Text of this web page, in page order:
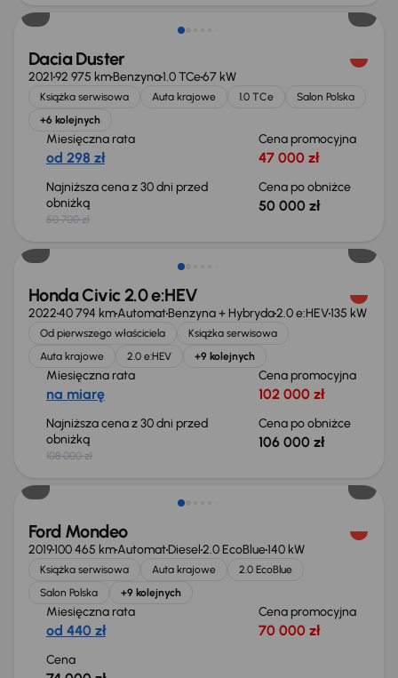
Dacia Duster
202192 975 kmBenzyna1.0 TCe67 kW
Książka serwisowa Auta krajowe 1.0 TCe
Salon Polska
+6 kolejnych
Miesięczna rata
od 298 zł
Cena promocyjna
47 000 zł
Najniższa cena z 30 dni przed
obniżką
50 700 zł
Cena po obniżce
50 000 zł
Taniej o 2 000 zł
Honda Civic 2.0 e:HEV
202240 794 kmAutomatBenzyna + Hybryda2.0 e:HEV135 kW
Od pierwszego właściciela
Książka serwisowa
Auta krajowe
2.0 e:HEV +9 kolejnych
Miesięczna rata
na miarę
Cena promocyjna
102 000 zł
Najniższa cena z 30 dni przed
obniżką
108 000 zł
Cena po obniżce
106 000 zł
Ford Mondeo
2019100 465 kmAutomatDiesel2.0 EcoBlue140 kW
Książka serwisowa Auta krajowe
2.0 EcoBlue
Salon Polska
+9 kolejnych
Miesięczna rata
od 440 zł
Cena promocyjna
70 000 zł
Cena